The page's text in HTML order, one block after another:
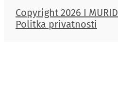
Copyright 2026 I MURID
Politka privatnosti